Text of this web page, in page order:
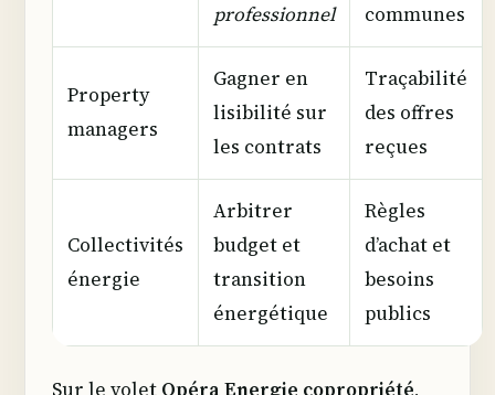
professionnel
communes
Property
managers
Gagner en
lisibilité sur
les contrats
Traçabilité
des offres
reçues
Collectivités
énergie
Arbitrer
budget et
transition
énergétique
Règles
d’achat et
besoins
publics
Sur le volet Opéra Energie copropriété,